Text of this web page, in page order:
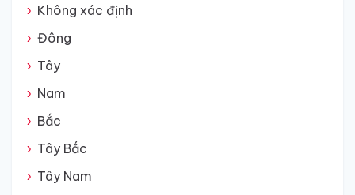
Không xác định
Đông
Tây
Nam
Bắc
Tây Bắc
Tây Nam